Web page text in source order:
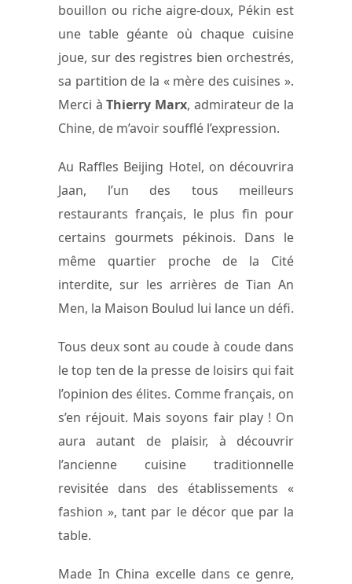
bouillon ou riche aigre-doux, Pékin est
une table géante où chaque cuisine
joue, sur des registres bien orchestrés,
sa partition de la « mère des cuisines ».
Merci àThierry Marx, admirateur de la
Chine, de m’avoir soufflé l’expression.
Au Raffles Beijing Hotel, on découvrira
Jaan, l’un des tous meilleurs
restaurants français, le plus fin pour
certains gourmets pékinois. Dans le
même quartier proche de la Cité
interdite, sur les arrières de Tian An
Men, la Maison Boulud lui lance un défi.
Tous deux sont au coude à coude dans
le top ten de la presse de loisirs qui fait
l’opinion des élites. Comme français, on
s’en réjouit. Mais soyons fair play ! On
aura autant de plaisir, à découvrir
l’ancienne cuisine traditionnelle
revisitée dans des établissements «
fashion », tant par le décor que par la
table.
Made In China excelle dans ce genre,